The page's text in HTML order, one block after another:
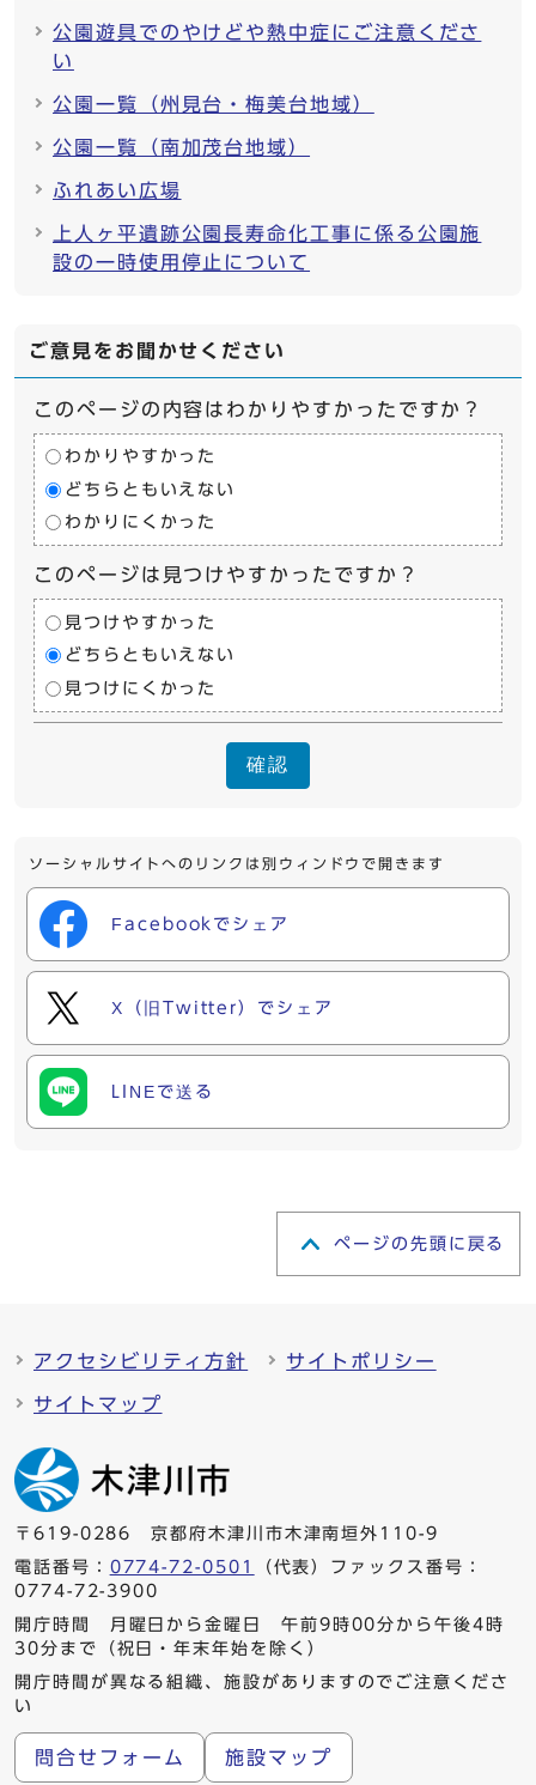
公園遊具でのやけどや熱中症にご注意くださ
い
公園一覧（州見台・梅美台地域）
公園一覧（南加茂台地域）
ふれあい広場
上人ヶ平遺跡公園長寿命化工事に係る公園施
設の一時使用停止について
ご意見をお聞かせください
このページの内容はわかりやすかったですか？
わかりやすかった
どちらともいえない
わかりにくかった
このページは見つけやすかったですか？
見つけやすかった
どちらともいえない
見つけにくかった
確認
ソーシャルサイトへのリンクは別ウィンドウで開きます
Facebookでシェア
X（旧Twitter）でシェア
LINEで送る
ページの先頭に戻る
アクセシビリティ方針 サイトポリシー
サイトマップ
〒619-0286 京都府木津川市木津南垣外110-9
電話番号： 0774-72-0501
（代表）ファックス番号：
0774-72-3900
開庁時間 月曜日から金曜日 午前9時00分から午後4時
30分まで（祝日・年末年始を除く）
開庁時間が異なる組織、施設がありますのでご注意くださ
い
問合せフォーム 施設マップ